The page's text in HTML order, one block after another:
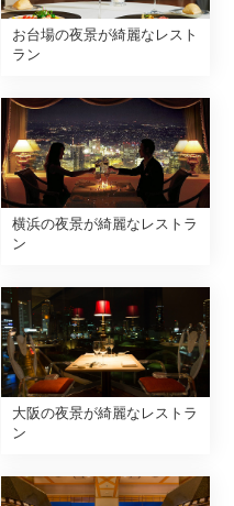
お台場の夜景が綺麗なレスト
ラン
横浜の夜景が綺麗なレストラ
ン
大阪の夜景が綺麗なレストラ
ン